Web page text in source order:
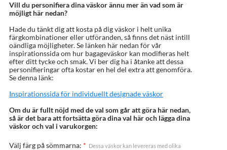
Vill du personifiera dina väskor ännu mer än vad som är
möjligt här nedan?
Hade du tänkt dig att kosta på dig väskor i helt unika
färgkombinationer eller utföranden, så finns det näst intill
oändliga möjligheter. Se länken här nedan för vår
inspirationssida om hur bagageväskor kan modifieras helt
efter ditt tycke och smak. Vi ber dig ha i åtanke att dessa
personifieringar ofta kostar en hel del extra att genomföra.
Se denna länk:
Inspirationssida för individuellt designade väskor
Om du är fullt nöjd med de val som går att göra här nedan,
så är det bara att fortsätta göra dina val här och lägga dina
väskor och val i varukorgen:
Välj färg på sömmarna: * Dessa väskor kan levereras med olika